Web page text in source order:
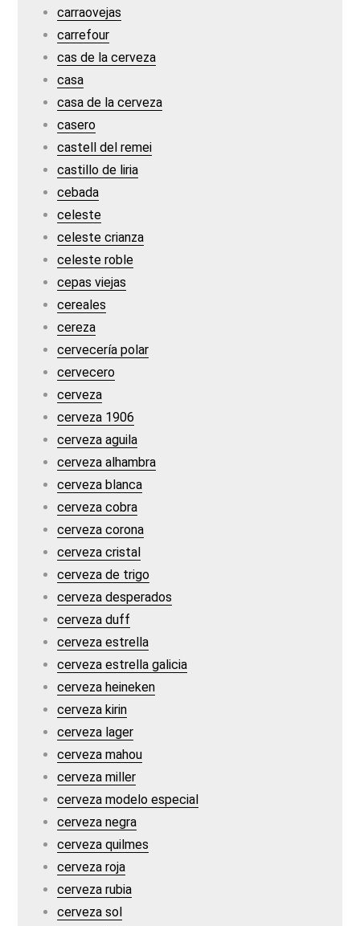
carraovejas
carrefour
cas de la cerveza
casa
casa de la cerveza
casero
castell del remei
castillo de liria
cebada
celeste
celeste crianza
celeste roble
cepas viejas
cereales
cereza
cervecería polar
cervecero
cerveza
cerveza 1906
cerveza aguila
cerveza alhambra
cerveza blanca
cerveza cobra
cerveza corona
cerveza cristal
cerveza de trigo
cerveza desperados
cerveza duff
cerveza estrella
cerveza estrella galicia
cerveza heineken
cerveza kirin
cerveza lager
cerveza mahou
cerveza miller
cerveza modelo especial
cerveza negra
cerveza quilmes
cerveza roja
cerveza rubia
cerveza sol